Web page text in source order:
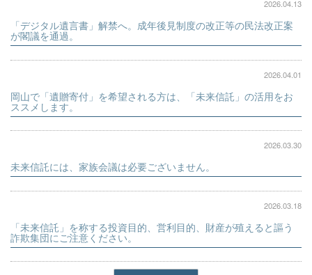
2026.04.13
「デジタル遺言書」解禁へ。成年後見制度の改正等の民法改正案
が閣議を通過。
2026.04.01
岡山で「遺贈寄付」を希望される方は、「未来信託」の活用をお
ススメします。
2026.03.30
未来信託には、家族会議は必要ございません。
2026.03.18
「未来信託」を称する投資目的、営利目的、財産が殖えると謳う
詐欺集団にご注意ください。